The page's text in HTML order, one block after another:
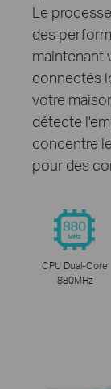
Le
des
maintenant
connectés
votre
détecte
concentre
pour des
CPU Dual-Core
880MHz